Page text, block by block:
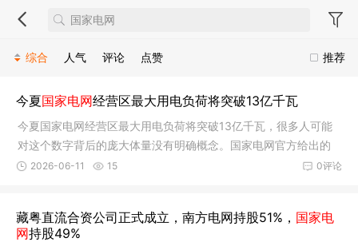
推荐
综合 人气 评论 点赞
今夏国家电网经营区最大用电负荷将突破13亿千瓦
今夏国家电网经营区最大用电负荷将突破13亿千瓦，很多人可能
对这个数字背后的庞大体量没有明确概念。国家电网官方给出的
最新研判
0评论
2026-06-11 15
藏粤直流合资公司正式成立，南方电网持股51%， 国家电
网持股49%